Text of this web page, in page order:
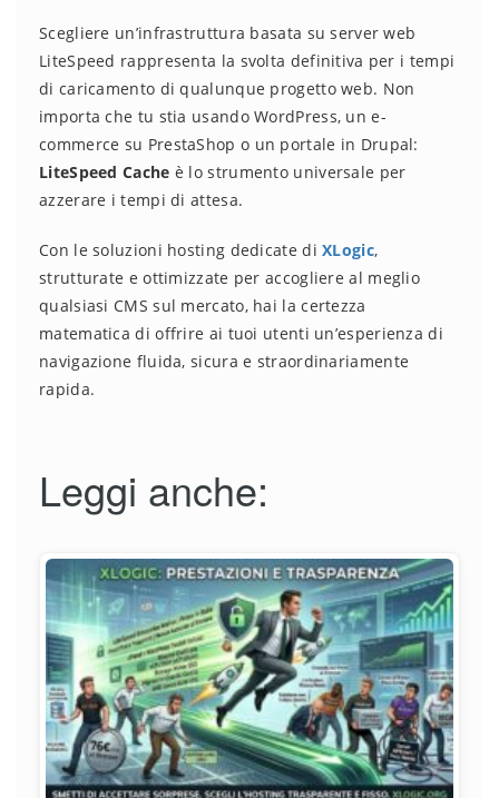
Scegliere un’infrastruttura basata su server web
LiteSpeed rappresenta la svolta definitiva per i tempi
di caricamento di qualunque progetto web. Non
importa che tu stia usando WordPress, un e-
commerce su PrestaShop o un portale in Drupal:
LiteSpeed Cache è lo strumento universale per
azzerare i tempi di attesa.
Con le soluzioni hosting dedicate diXLogic,
strutturate e ottimizzate per accogliere al meglio
qualsiasi CMS sul mercato, hai la certezza
matematica di offrire ai tuoi utenti un’esperienza di
navigazione fluida, sicura e straordinariamente
rapida.
Leggi anche: